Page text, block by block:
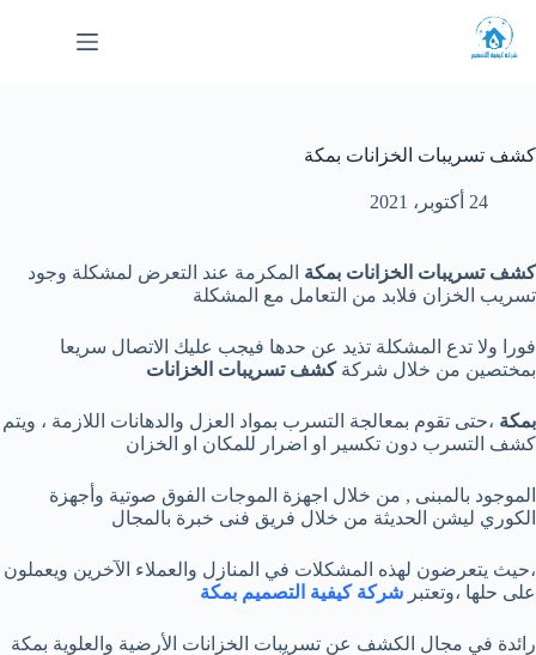
إلى
المحتوى
كشف تسريبات الخزانات بمكة
24 أكتوبر، 2021
كشف تسريبات الخزانات بمكة المكرمة عند التعرض لمشكلة وجود
تسريب الخزان فلابد من التعامل مع المشكلة
فورا ولا تدع المشكلة تذيد عن حدها فيجب عليك الاتصال سريعا
بمختصين من خلال شركةكشف تسريبات الخزانات
بمكة ،حتى تقوم بمعالجة التسرب بمواد العزل والدهانات اللازمة ، ويتم
كشف التسرب دون تكسير او اضرار للمكان او الخزان
الموجود بالمبنى , من خلال اجهزة الموجات الفوق صوتية وأجهزة
الكوري ليشن الحديثة من خلال فريق فنى خبرة بالمجال
،حيث يتعرضون لهذه المشكلات في المنازل والعملاء الآخرين ويعملون
على حلها ،وتعتبر شركة كيفية التصميم بمكة
رائدة في مجال الكشف عن تسريبات الخزانات الأرضية والعلوية بمكة